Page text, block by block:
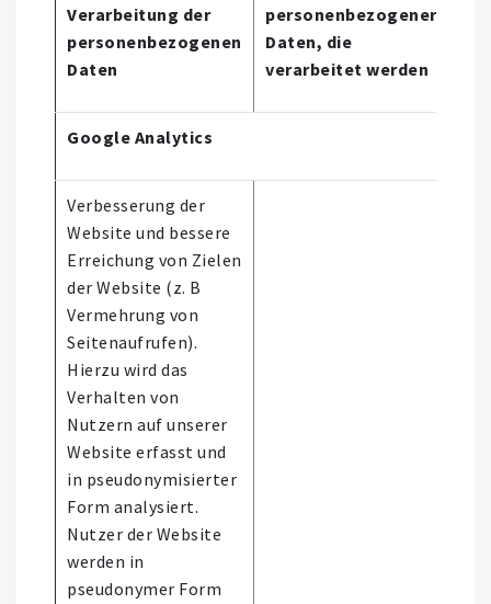
Verarbeitung der
personenbezogenen
Daten
personenbezogener
Daten, die
verarbeitet werden
Google Analytics
Verbesserung der
Website und bessere
Erreichung von Zielen
der Website (z. B
Vermehrung von
Seitenaufrufen).
Hierzu wird das
Verhalten von
Nutzern auf unserer
Website erfasst und
in pseudonymisierter
Form analysiert.
Nutzer der Website
werden in
pseudonymer Form